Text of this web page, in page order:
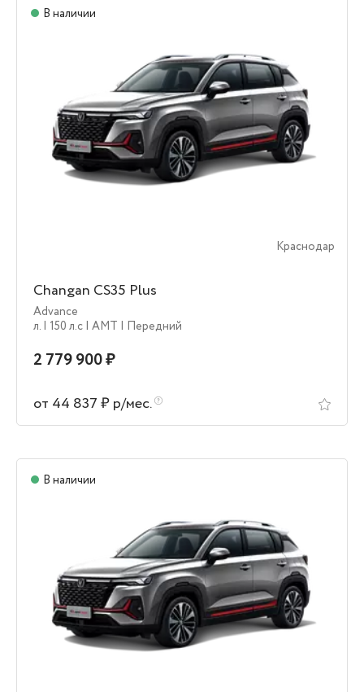
В наличии
Краснодар
Changan CS35 Plus
Advance
л. | 150 л.c | AMT | Передний
2 779 900 ₽
от 44 837 ₽ р/мес.
В наличии